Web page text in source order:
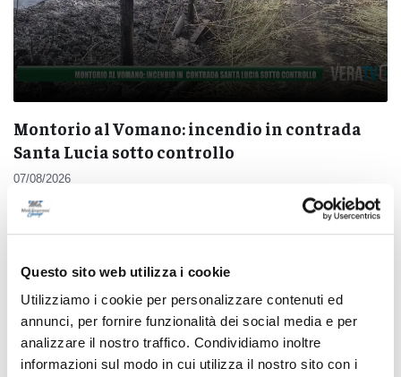
Questo sito web utilizza i cookie
Utilizziamo i cookie per personalizzare contenuti ed
annunci, per fornire funzionalità dei social media e per
analizzare il nostro traffico. Condividiamo inoltre
informazioni sul modo in cui utilizza il nostro sito con i
Montorio al Vomano: incendio in contrada
Santa Lucia sotto controllo
07/08/2026
Pubblicità